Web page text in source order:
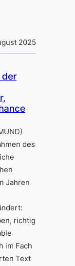
2025
der
des
Jahren
richtig
im Fach
Text